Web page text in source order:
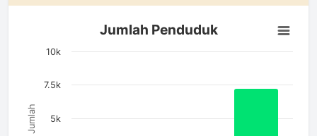
Jumlah Penduduk
Bar chart with 3 bars.
The chart has 1 X axis displaying categories.
Jumlah
Jumlah Penduduk
5k
7.5k
10k